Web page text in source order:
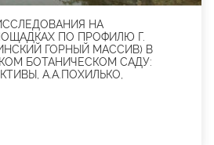
НА
ПО ПРОФИЛЮ Г.
ГОРНЫЙ МАССИВ) В
БОТАНИЧЕСКОМ САДУ:
А.А.ПОХИЛЬКО,